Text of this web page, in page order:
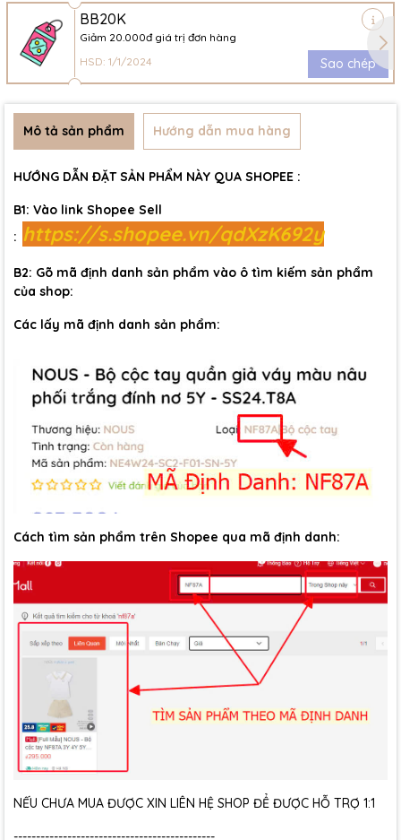
BB20K
Giảm 20.000đ giá trị đơn hàng
HSD: 1/1/2024
Sao chép
Mô tả sản phẩm Hướng dẫn mua hàng
HƯỚNG DẪN ĐẶT SẢN PHẨM NÀY QUA SHOPEE :
B1: Vào link Shopee Sell
: https://s.shopee.vn/qdXzK692y
B2: Gõ mã định danh sản phẩm vào ô tìm kiếm sản phẩm
của shop:
Các lấy mã định danh sản phẩm:
Cách tìm sản phẩm trên Shopee qua mã định danh:
NẾU CHƯA MUA ĐƯỢC XIN LIÊN HỆ SHOP ĐỂ ĐƯỢC HỖ TRỢ 1:1
---------------------------------------------